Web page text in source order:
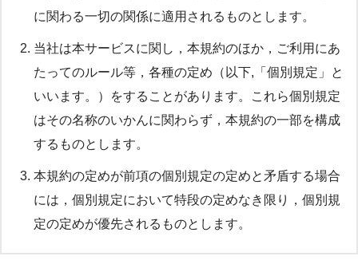
に関わる一切の関係に適用されるものとします。
当社は本サービスに関し，本規約のほか，ご利用にあ
たってのルール等，各種の定め（以下,「個別規定」と
いいます。）をすることがあります。これら個別規定
はその名称のいかんに関わらず，本規約の一部を構成
するものとします。
本規約の定めが前項の個別規定の定めと矛盾する場合
には，個別規定において特段の定めなき限り，個別規
定の定めが優先されるものとします。